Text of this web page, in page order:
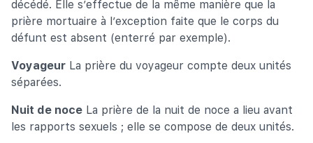
décédé. Elle s’effectue de la même manière que la
prière mortuaire à l’exception faite que le corps du
défunt est absent (enterré par exemple).
Voyageur La prière du voyageur compte deux unités
séparées.
Nuit de noce La prière de la nuit de noce a lieu avant
les rapports sexuels ; elle se compose de deux unités.